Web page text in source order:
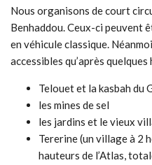
Nous organisons de court
Benhaddou. Ceux-ci peuvent
en véhicule classique.
accessibles qu’après
Telouet et la kasbah du
les mines de sel
les jardins et le vieux
Tererine (un village à 2
hauteurs de l’Atlas,